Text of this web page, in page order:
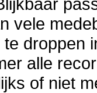
vele
droppen
alle
of niet